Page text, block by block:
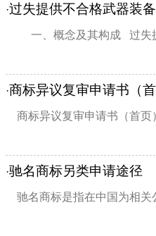
·过失提供不合格武器装
一、概念及其构成 过失
·商标异议复审申请书（首
商标异议复审申请书
·驰名商标另类申请途径
驰名商标是指在中国为相